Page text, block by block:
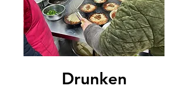
Drunken